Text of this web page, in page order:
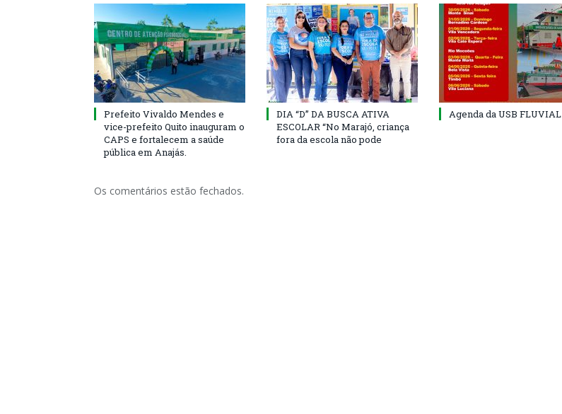
Prefeito Vivaldo Mendes e
vice-prefeito Quito inauguram o
CAPS e fortalecem a saúde
pública em Anajás.
DIA “D” DA BUSCA ATIVA
ESCOLAR “No Marajó, criança
fora da escola não pode
Agenda da USB FLUVIAL
Os comentários estão fechados.